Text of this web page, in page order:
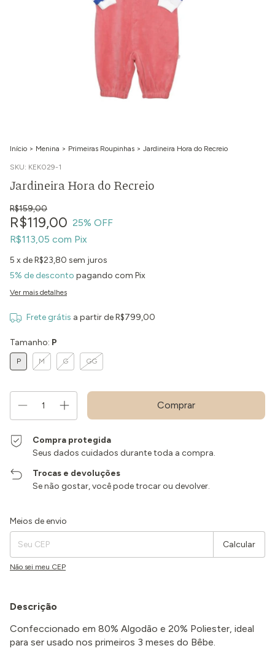
Início > Menina > Primeiras Roupinhas > Jardineira Hora do Recreio
SKU: KEK029-1
Jardineira Hora do Recreio
R$159,00
R$119,00 25% OFF
R$113,05 com Pix
5 x deR$23,80 sem juros
5% de desconto pagando com Pix
Ver mais detalhes
Frete grátis a partir deR$799,00
Tamanho: P
P M G GG
Compra protegida
Seus dados cuidados durante toda a compra.
Trocas e devoluções
Se não gostar, você pode trocar ou devolver.
Entregas para o CEP:
Meios de envio
Calcular
Não sei meu CEP
Descrição
Confeccionado em 80% Algodão e 20% Poliester, ideal
para ser usado nos primeiros 3 meses do Bêbe.